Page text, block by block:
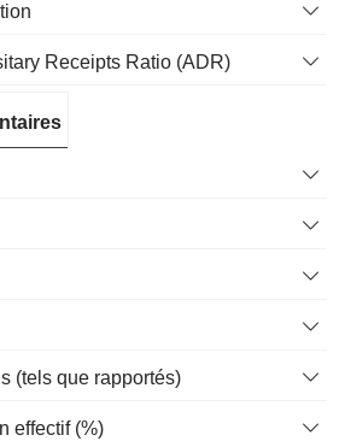
Receipts Ratio (ADR)
(tels que rapportés)
effectif (%)